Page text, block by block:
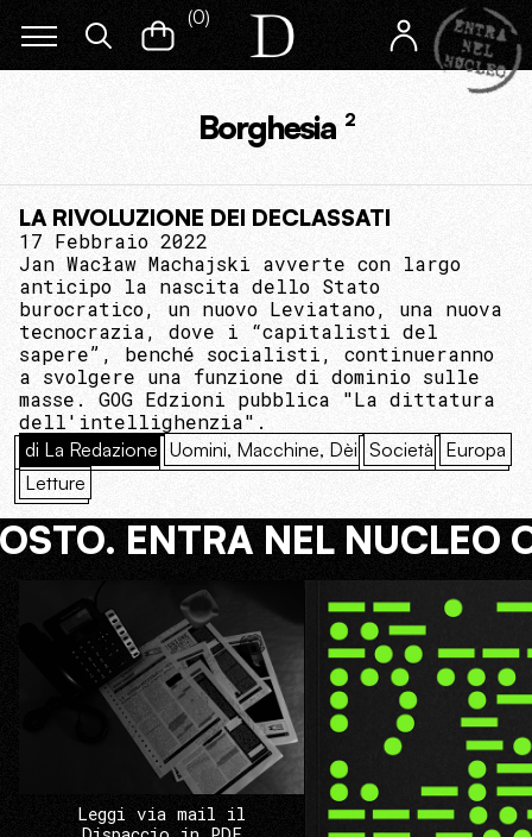
(0)
Borghesia 2
LA RIVOLUZIONE DEI DECLASSATI
17 Febbraio 2022
Jan Wacław Machajski avverte con largo
anticipo la nascita dello Stato
burocratico, un nuovo Leviatano, una nuova
tecnocrazia, dove i “capitalisti del
sapere”, benché socialisti, continueranno
a svolgere una funzione di dominio sulle
masse. GOG Edzioni pubblica "La dittatura
dell'intellighenzia".
di La Redazione Uomini, Macchine, Dèi Società Europa
Letture
ENTRA NEL NUCLEO
Leggi via mail il